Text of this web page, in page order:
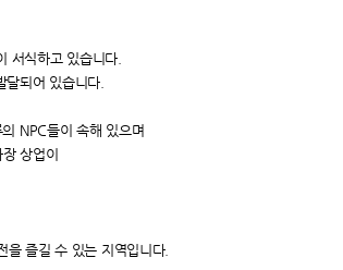
서식하고 있습니다.
달되어 있습니다.
의 NPC들이속해 있으며
장 상업이
을 즐길 수 있는 지역입니다.